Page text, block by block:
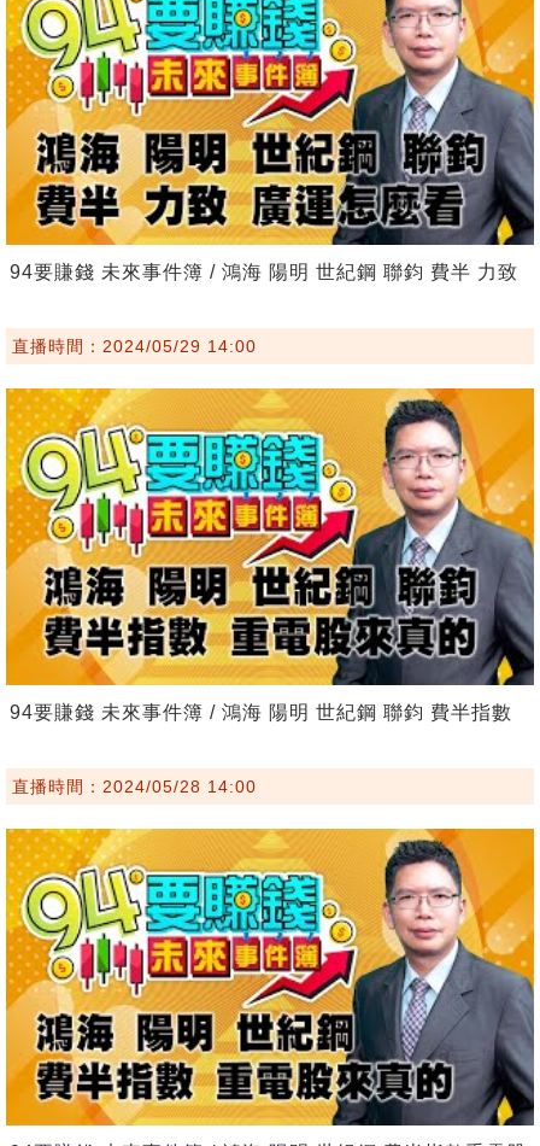
94要賺錢 未來事件簿 / 鴻海 陽明 世紀鋼 聯鈞 費半 力致
直播時間：2024/05/29 14:00
94要賺錢 未來事件簿 / 鴻海 陽明 世紀鋼 聯鈞 費半指數
直播時間：2024/05/28 14:00